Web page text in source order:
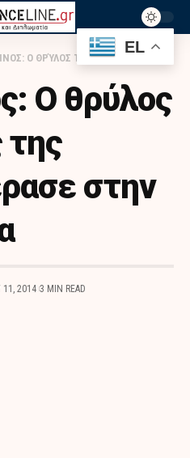
ΘΡΎΛΟΣ ΤΗΣ ΜΆΧΗΣ ΤΗΣ ΚΡΉΤΗΣ ΠΈΡΑΣΕ ΣΤΗΝ ΑΙΩΝΙΌΤΗΤΑ
Ο θρύλος
στην
11, 2014 3 MIN READ
EL